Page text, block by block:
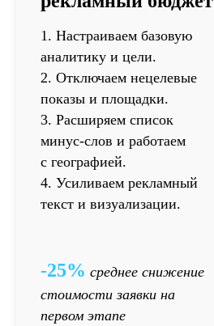
1. Настраиваем базовую
аналитику и цели.
2. Отключаем нецелевые
показы и площадки.
3. Расширяем список
минус-слов и работаем
с географией.
4. Усиливаем рекламный
текст и визуализации.
-25% среднее снижение
стоимости заявки на
первом этапе